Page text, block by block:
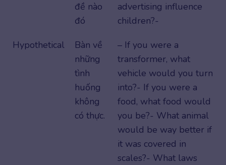
đề nào
đó
advertising influence
children?-
Hypothetical
Bàn về
những
tình
huống
không
có thực.
– If you were a
transformer, what
vehicle would you turn
into?- If you were a
food, what food would
you be?- What animal
would be way better if
it was covered in
scales?- What laws